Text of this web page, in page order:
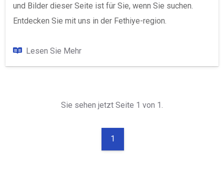
und Bilder dieser Seite ist für Sie, wenn Sie suchen.
Entdecken Sie mit uns in der Fethiye-region.
Lesen Sie Mehr
Sie sehen jetzt Seite 1 von 1.
1